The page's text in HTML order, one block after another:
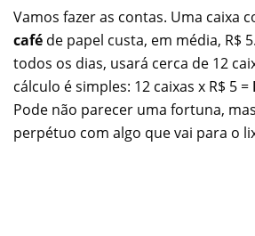
Vamos fazer as contas. Uma caixa
café de papel custa, em média, R$
todos os dias, usará cerca de 12
cálculo é simples: 12 caixas x R$ 5 =
Pode não parecer uma fortuna,
perpétuo com algo que vai para o